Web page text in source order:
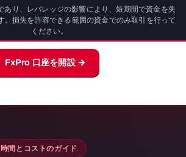
あり、レバレッジの影響により、短期間で資金を失
。損失を許容できる範囲の資金でのみ取引を行って
ください。
FxPro 口座を開設 →
間とコストのガイド